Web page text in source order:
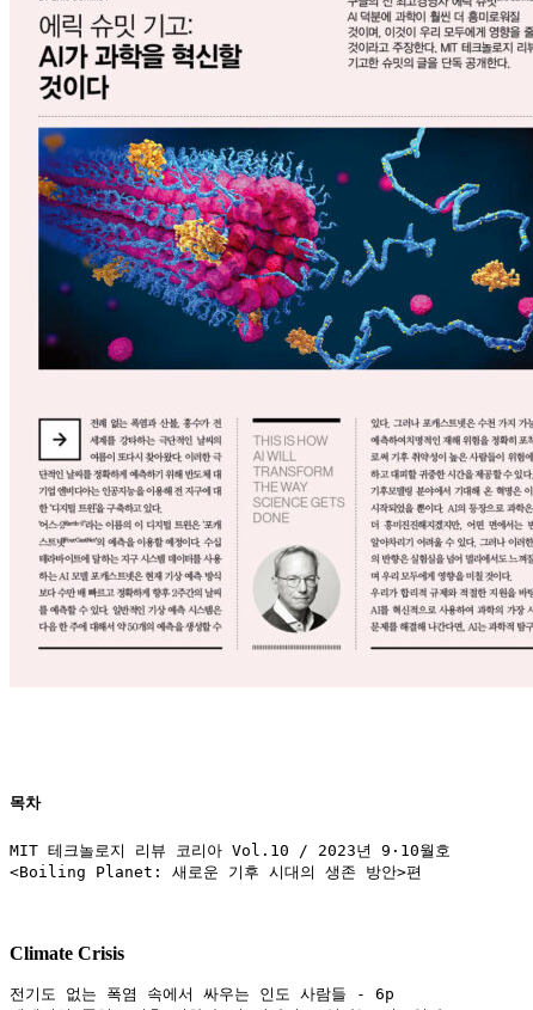
목차
MIT 테크놀로지 리뷰 코리아 Vol.10 / 2023년 9·10월호
<Boiling Planet: 새로운 기후 시대의 생존 방안>편
Climate Crisis
전기도 없는 폭염 속에서 싸우는 인도 사람들 - 6p